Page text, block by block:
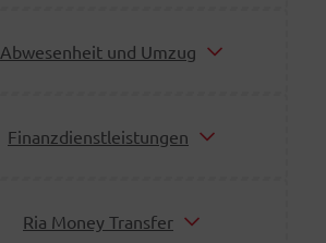
Abwesenheit und Umzug
Finanzdienstleistungen
Ria Money Transfer